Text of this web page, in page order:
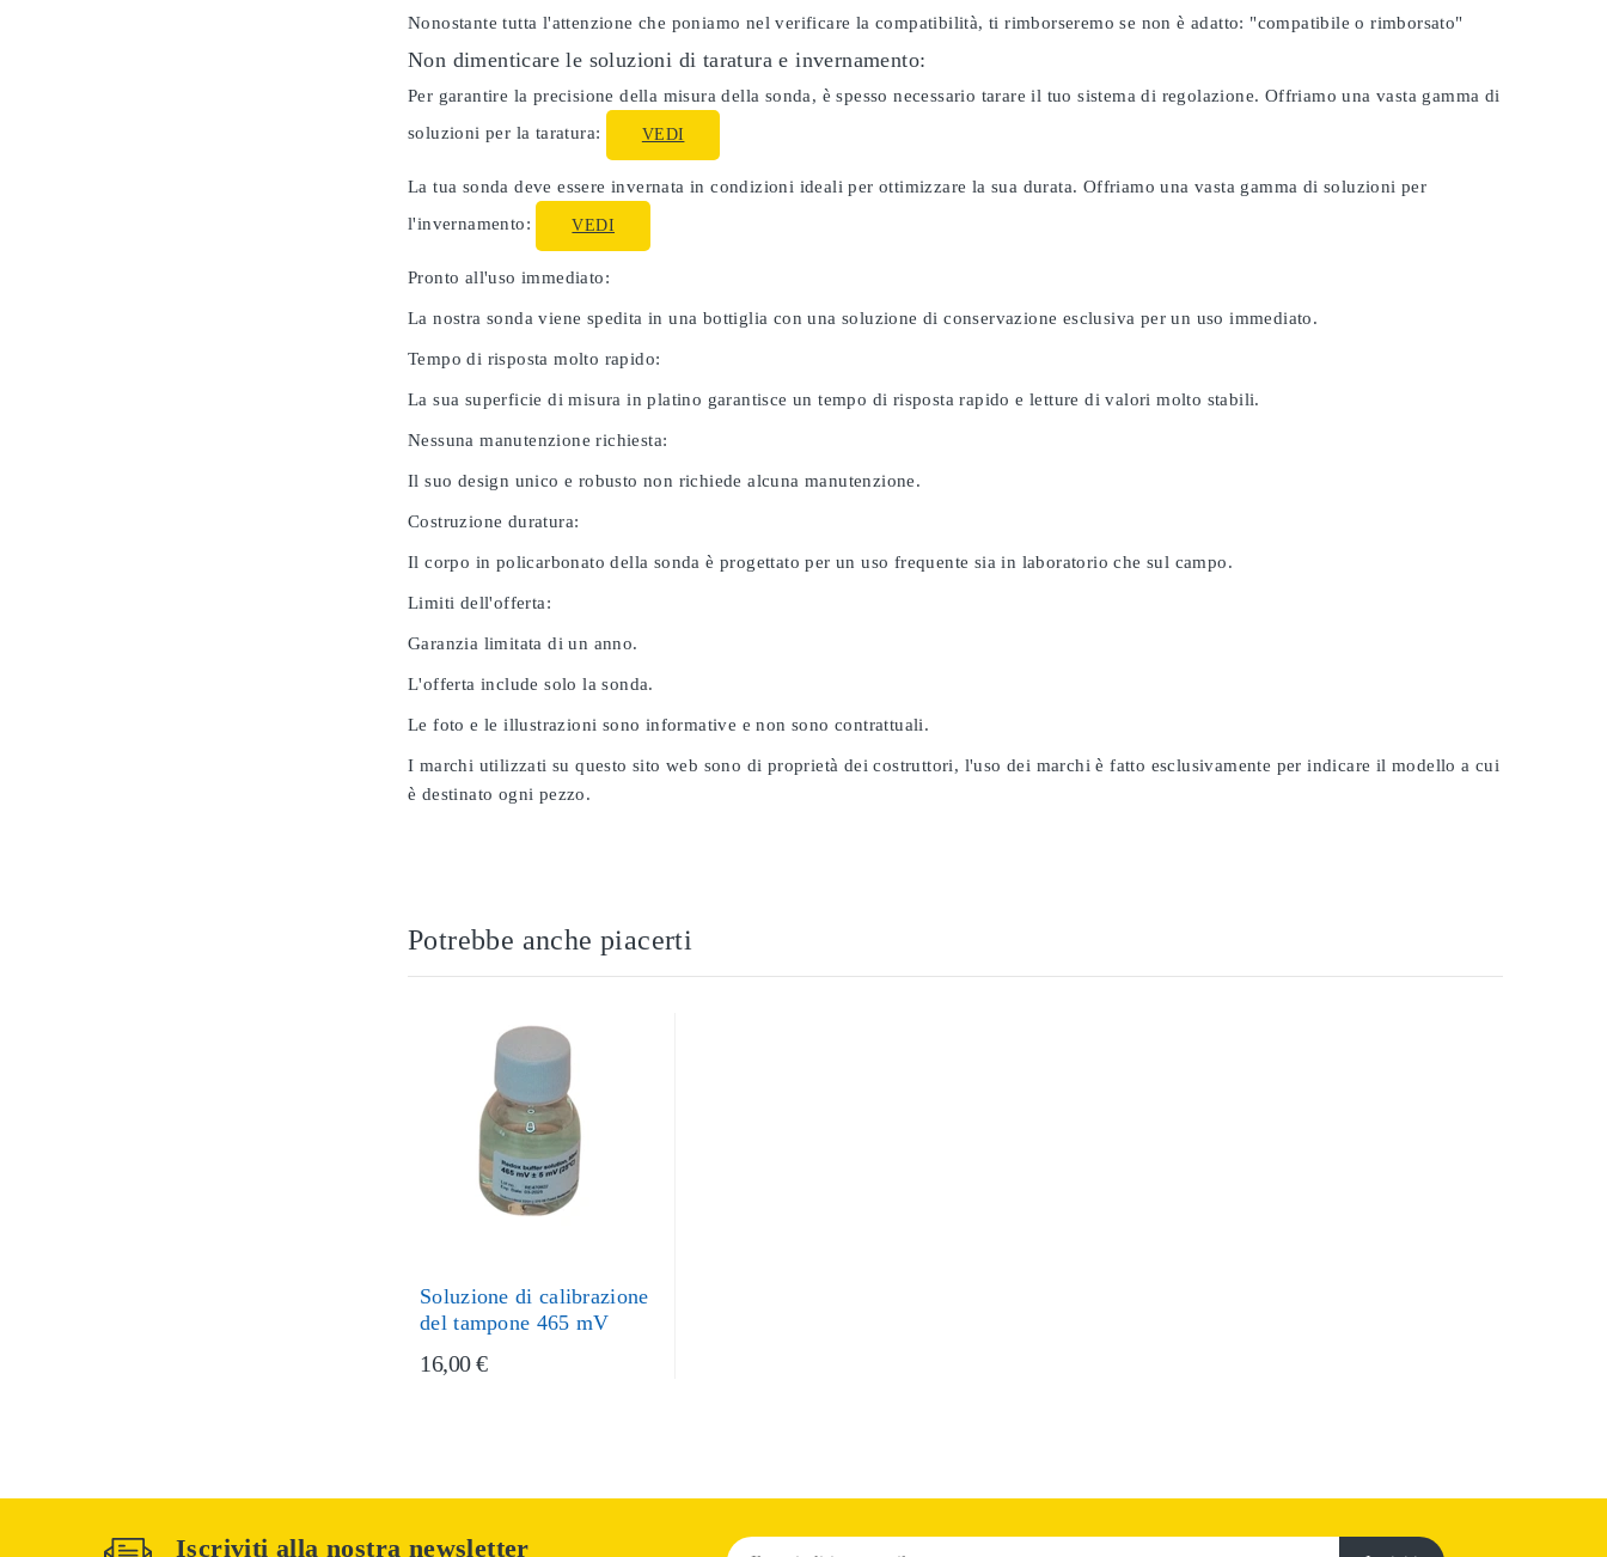
Nonostante tutta l'attenzione che poniamo nel verificare la compatibilità, ti rimborseremo se non è adatto: "compatibile o rimborsato"
Non dimenticare le soluzioni di taratura e invernamento:
Per garantire la precisione della misura della sonda, è spesso necessario tarare il tuo sistema di regolazione. Offriamo una vasta gamma di
soluzioni per la taratura:
VEDI
La tua sonda deve essere invernata in condizioni ideali per ottimizzare la sua durata. Offriamo una vasta gamma di soluzioni per
l'invernamento:
VEDI
Pronto all'uso immediato:
La nostra sonda viene spedita in una bottiglia con una soluzione di conservazione esclusiva per un uso immediato.
Tempo di risposta molto rapido:
La sua superficie di misura in platino garantisce un tempo di risposta rapido e letture di valori molto stabili.
Nessuna manutenzione richiesta:
Il suo design unico e robusto non richiede alcuna manutenzione.
Costruzione duratura:
Il corpo in policarbonato della sonda è progettato per un uso frequente sia in laboratorio che sul campo.
Limiti dell'offerta:
Garanzia limitata di un anno.
L'offerta include solo la sonda.
Le foto e le illustrazioni sono informative e non sono contrattuali.
I marchi utilizzati su questo sito web sono di proprietà dei costruttori, l'uso dei marchi è fatto esclusivamente per indicare il modello a cui
è destinato ogni pezzo.
Potrebbe anche piacerti
Soluzione di calibrazione
del tampone 465 mV
16,00 €
Iscriviti alla nostra newsletter